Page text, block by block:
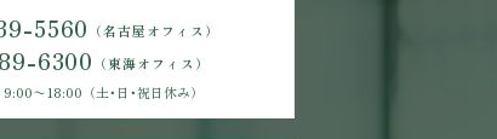
5560 （名古屋オフィス）
6300 （東海オフィス）
〜18:00（土･日･祝日休み）